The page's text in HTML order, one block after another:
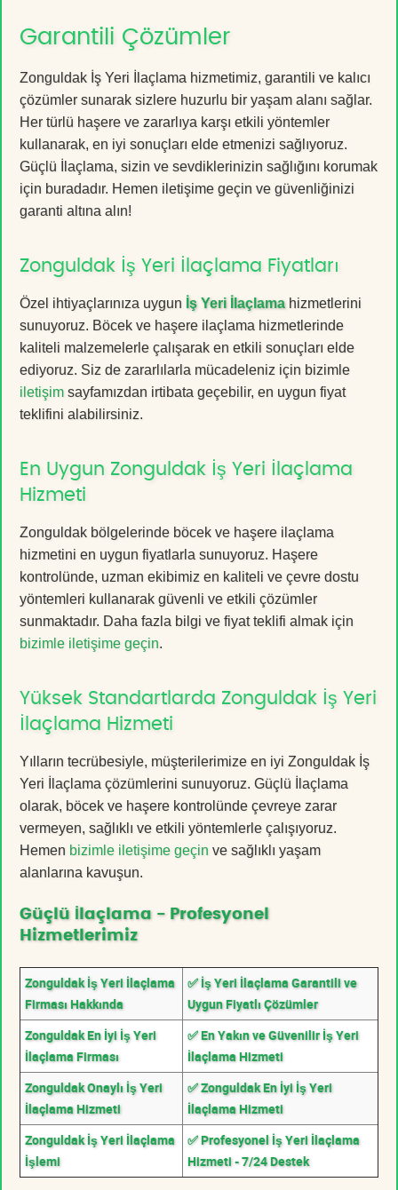
Garantili Çözümler
Zonguldak İş Yeri İlaçlama hizmetimiz, garantili ve kalıcı
çözümler sunarak sizlere huzurlu bir yaşam alanı sağlar.
Her türlü haşere ve zararlıya karşı etkili yöntemler
kullanarak, en iyi sonuçları elde etmenizi sağlıyoruz.
Güçlü İlaçlama, sizin ve sevdiklerinizin sağlığını korumak
için buradadır. Hemen iletişime geçin ve güvenliğinizi
garanti altına alın!
Zonguldak İş Yeri İlaçlama Fiyatları
Özel ihtiyaçlarınıza uygun İş Yeri İlaçlamahizmetlerini
sunuyoruz. Böcek ve haşere ilaçlama hizmetlerinde
kaliteli malzemelerle çalışarak en etkili sonuçları elde
ediyoruz. Siz de zararlılarla mücadeleniz için bizimle
iletişim sayfamızdan irtibata geçebilir, en uygun fiyat
teklifini alabilirsiniz.
En Uygun Zonguldak İş Yeri İlaçlama
Hizmeti
Zonguldak bölgelerinde böcek ve haşere ilaçlama
hizmetini en uygun fiyatlarla sunuyoruz. Haşere
kontrolünde, uzman ekibimiz en kaliteli ve çevre dostu
yöntemleri kullanarak güvenli ve etkili çözümler
sunmaktadır. Daha fazla bilgi ve fiyat teklifi almak için
bizimle iletişime geçin.
Yüksek Standartlarda Zonguldak İş Yeri
İlaçlama Hizmeti
Yılların tecrübesiyle, müşterilerimize en iyi Zonguldak İş
Yeri İlaçlama çözümlerini sunuyoruz. Güçlü İlaçlama
olarak, böcek ve haşere kontrolünde çevreye zarar
vermeyen, sağlıklı ve etkili yöntemlerle çalışıyoruz.
Hemen bizimle iletişime geçin ve sağlıklı yaşam
alanlarına kavuşun.
Güçlü İlaçlama - Profesyonel
Hizmetlerimiz
Zonguldak İş Yeri İlaçlama
Firması Hakkında
✅ İş Yeri İlaçlama Garantili ve
Uygun Fiyatlı Çözümler
Zonguldak En İyi İş Yeri
İlaçlama Firması
✅ En Yakın ve Güvenilir İş Yeri
İlaçlama Hizmeti
Zonguldak Onaylı İş Yeri
İlaçlama Hizmeti
✅ Zonguldak En İyi İş Yeri
İlaçlama Hizmeti
Zonguldak İş Yeri İlaçlama
İşlemi
✅ Profesyonel İş Yeri İlaçlama
Hizmeti - 7/24 Destek